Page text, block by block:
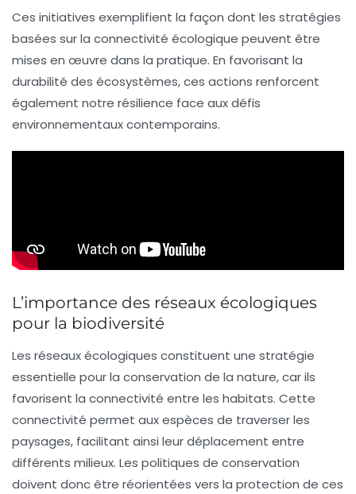
Ces initiatives exemplifient la façon dont les stratégies
basées sur la connectivité écologique peuvent être
mises en œuvre dans la pratique. En favorisant la
durabilité des écosystèmes, ces actions renforcent
également notre résilience face aux défis
environnementaux contemporains.
L’importance des réseaux écologiques
pour la biodiversité
Les réseaux écologiques constituent une stratégie
essentielle pour la conservation de la nature, car ils
favorisent la connectivité entre les habitats. Cette
connectivité permet aux espèces de traverser les
paysages, facilitant ainsi leur déplacement entre
différents milieux. Les politiques de conservation
doivent donc être réorientées vers la protection de ces